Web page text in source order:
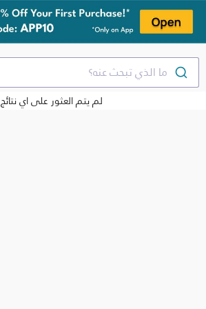
ما الذي تبحث عنه؟
لم يتم العثور على اي نتائج